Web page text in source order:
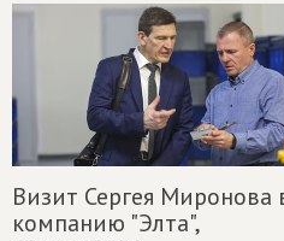
Визит Сергея Миронова
компанию "Элта",